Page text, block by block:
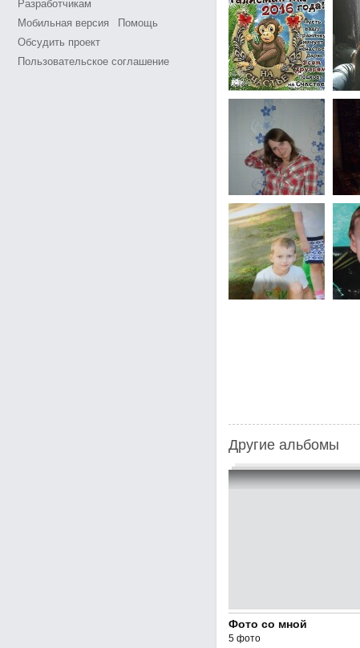
Разработчикам
Мобильная версия
Помощь
Обсудить проект
Пользовательское соглашение
Другие альбомы
Фото со мной
5 фото